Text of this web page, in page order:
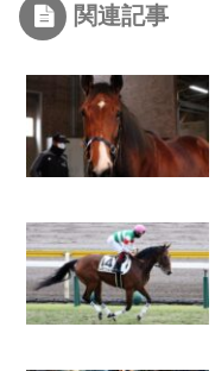
関連記事